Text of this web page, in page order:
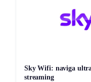
Sky Wifi: naviga
streaming